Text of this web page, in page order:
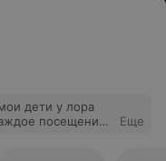
себя вывод, что
дети у лора
посещение
Владимировне.
Еще